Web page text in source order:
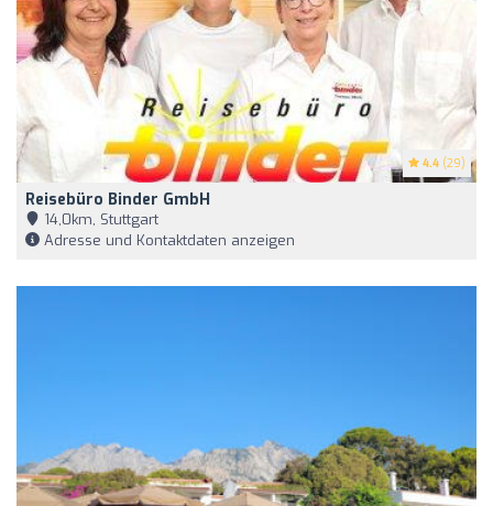
4.4 (29)
Reisebüro Binder GmbH
14,0km, Stuttgart
Adresse und Kontaktdaten anzeigen